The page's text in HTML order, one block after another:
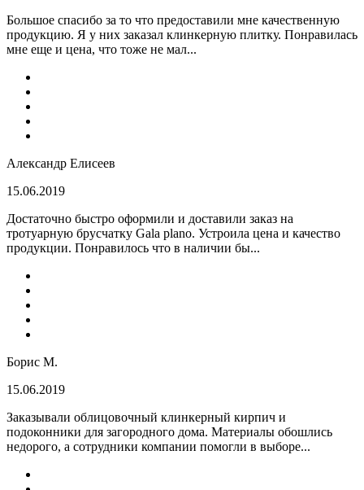
Большое спасибо за то что предоставили мне качественную
продукцию. Я у них заказал клинкерную плитку. Понравилась
мне еще и цена, что тоже не мал...
Александр Елисеев
15.06.2019
Достаточно быстро оформили и доставили заказ на
тротуарную брусчатку Gala plano. Устроила цена и качество
продукции. Понравилось что в наличии бы...
Борис М.
15.06.2019
Заказывали облицовочный клинкерный кирпич и
подоконники для загородного дома. Материалы обошлись
недорого, а сотрудники компании помогли в выборе...